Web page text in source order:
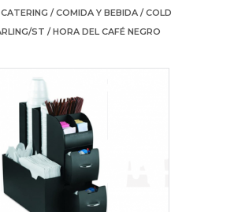
CATERING /COMIDA Y BEBIDA /COLD
ST / HORA DEL CAFÉ NEGRO